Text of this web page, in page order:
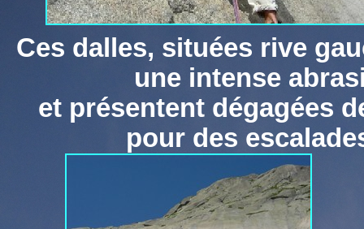
Ces dalles, situées rive
une intense
et présentent dégagées
pour des